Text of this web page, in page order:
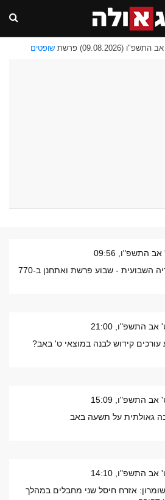
התשפ"ו (09.08.2026) פרשת שופטים
אב התשפ"ו, 09:56
השבועית - שבוע פרשת ואתחנן ב-770
אב התשפ"ו, 21:00
עורכים קידוש לבנה במוצאי ט' באב?
אב התשפ"ו, 15:09
גאולתית על תשעה באב
אב התשפ"ו, 14:10
אזרח חיסל שני מחבלים במהלך